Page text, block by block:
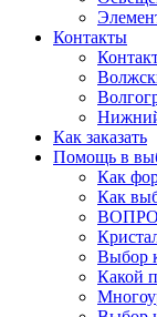
Контакты
Как заказать
Помощь в
Как
Как
Выбор
Какой